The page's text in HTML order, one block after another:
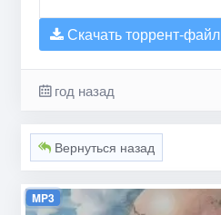
Скачать торрент-файл
год назад
Вернуться назад
MP3